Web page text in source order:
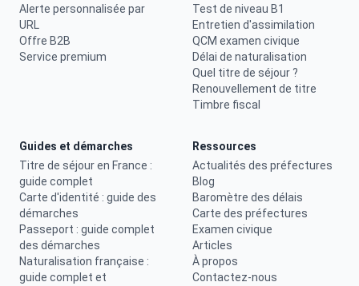
Alerte personnalisée par
URL
Offre B2B
Service premium
Test de niveau B1
Entretien d'assimilation
QCM examen civique
Délai de naturalisation
Quel titre de séjour ?
Renouvellement de titre
Timbre fiscal
Guides et démarches
Titre de séjour en France :
guide complet
Carte d'identité : guide des
démarches
Passeport : guide complet
des démarches
Naturalisation française :
guide complet et
Ressources
Actualités des préfectures
Blog
Baromètre des délais
Carte des préfectures
Examen civique
Articles
À propos
Contactez-nous